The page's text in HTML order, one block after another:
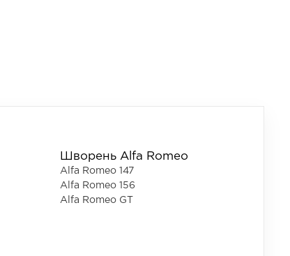
Шворень Alfa Romeo
Alfa Romeo 147
Alfa Romeo 156
Alfa Romeo GT